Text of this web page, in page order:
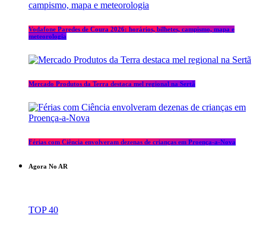
Vodafone Paredes de Coura 2026: horários, bilhetes, campismo, mapa e
meteorologia
Mercado Produtos da Terra destaca mel regional na Sertã
Férias com Ciência envolveram dezenas de crianças em Proença-a-Nova
Agora No AR
TOP 40